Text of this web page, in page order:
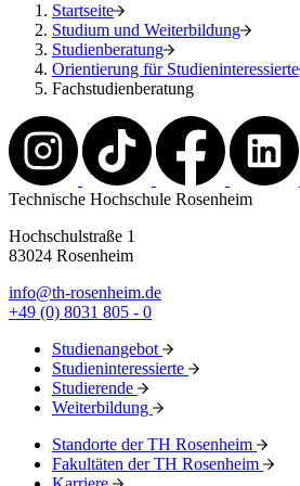
Startseite
Studium und Weiterbildung
Studienberatung
Orientierung für Studieninteressierte
Fachstudienberatung
Technische Hochschule Rosenheim
Hochschulstraße 1
83024 Rosenheim
info@th-rosenheim.de
+49 (0) 8031 805 - 0
Studienangebot
Studieninteressierte
Studierende
Weiterbildung
Standorte der TH Rosenheim
Fakultäten der TH Rosenheim